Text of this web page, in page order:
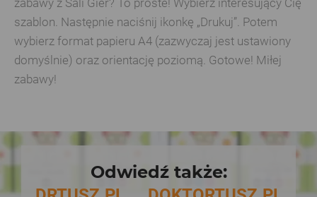
zabawy z Sali Gier? To proste! Wybierz interesujący Cię
szablon. Następnie naciśnij ikonkę „Drukuj”. Potem
wybierz format papieru A4 (zazwyczaj jest ustawiony
domyślnie) oraz orientację poziomą. Gotowe! Miłej
zabawy!
Odwiedź także: